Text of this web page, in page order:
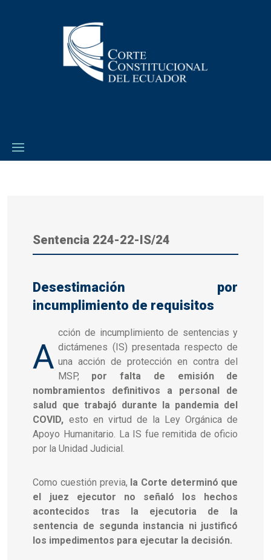
Sentencia 224-22-IS/24
Desestimación por
incumplimiento de requisitos
A
cción de incumplimiento de sentencias y
dictámenes (IS) presentada respecto de
una acción de protección en contra del
MSP, por falta de emisión de
nombramientos definitivos a personal de
salud que trabajó durante la pandemia del
COVID, esto en virtud de la Ley Orgánica de
Apoyo Humanitario. La IS fue remitida de oficio
por la Unidad Judicial.
Como cuestión previa, la Corte determinó que
el juez ejecutor no señaló los hechos
acontecidos tras la ejecutoria de la
sentencia de segunda instancia ni justificó
los impedimentos para ejecutar la decisión.